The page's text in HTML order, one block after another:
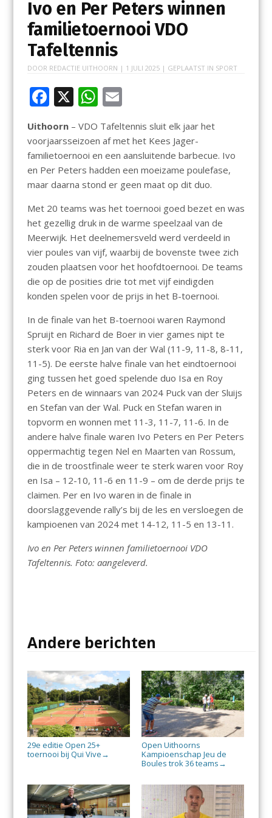
Ivo en Per Peters winnen
familietoernooi VDO
Tafeltennis
DOOR REDACTIE UITHOORN | 1 JULI 2025| GEPLAATST IN SPORT
F
e
b
o
o
k
X W
at
s
A
p
p
E
ai
l
Uithoorn– VDO Tafeltennis sluit elk jaar het
voorjaarsseizoen af met het Kees Jager-
familietoernooi en een aansluitende barbecue. Ivo
en Per Peters hadden een moeizame poulefase,
maar daarna stond er geen maat op dit duo.
Met 20 teams was het toernooi goed bezet en was
het gezellig druk in de warme speelzaal van de
Meerwijk. Het deelnemersveld werd verdeeld in
vier poules van vijf, waarbij de bovenste twee zich
zouden plaatsen voor het hoofdtoernooi. De teams
die op de posities drie tot met vijf eindigden
konden spelen voor de prijs in het B-toernooi.
In de finale van het B-toernooi waren Raymond
Spruijt en Richard de Boer in vier games nipt te
sterk voor Ria en Jan van der Wal (11-9, 11-8, 8-11,
11-5). De eerste halve finale van het eindtoernooi
ging tussen het goed spelende duo Isa en Roy
Peters en de winnaars van 2024 Puck van der Sluijs
en Stefan van der Wal. Puck en Stefan waren in
topvorm en wonnen met 11-3, 11-7, 11-6. In de
andere halve finale waren Ivo Peters en Per Peters
oppermachtig tegen Nel en Maarten van Rossum,
die in de troostfinale weer te sterk waren voor Roy
en Isa – 12-10, 11-6 en 11-9 – om de derde prijs te
claimen. Per en Ivo waren in de finale in
doorslaggevende rally’s bij de les en versloegen de
kampioenen van 2024 met 14-12, 11-5 en 13-11.
Ivo en Per Peters winnen familietoernooi VDO
Tafeltennis. Foto: aangeleverd.
Andere berichten
29e editie Open 25+
toernooi bij Qui Vive →
Open Uithoorns
Kampioenschap Jeu de
Boules trok 36 teams →